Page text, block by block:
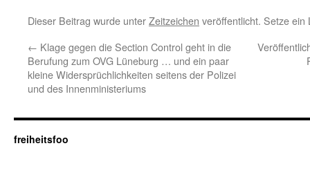
Dieser Beitrag wurde unterZeitzeichen veröffentlicht. Setze
← Klage gegen die Section Control geht in die
Berufung zum OVG Lüneburg … und ein paar
kleine Widersprüchlichkeiten seitens der Polizei
und des Innenministeriums
freiheitsfoo